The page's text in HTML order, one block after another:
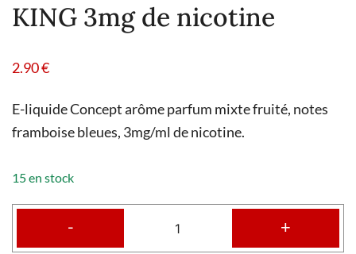
KING 3mg de nicotine
2.90€
E-liquide Concept arôme parfum mixte fruité, notes
framboise bleues, 3mg/ml de nicotine.
15 en stock
- +